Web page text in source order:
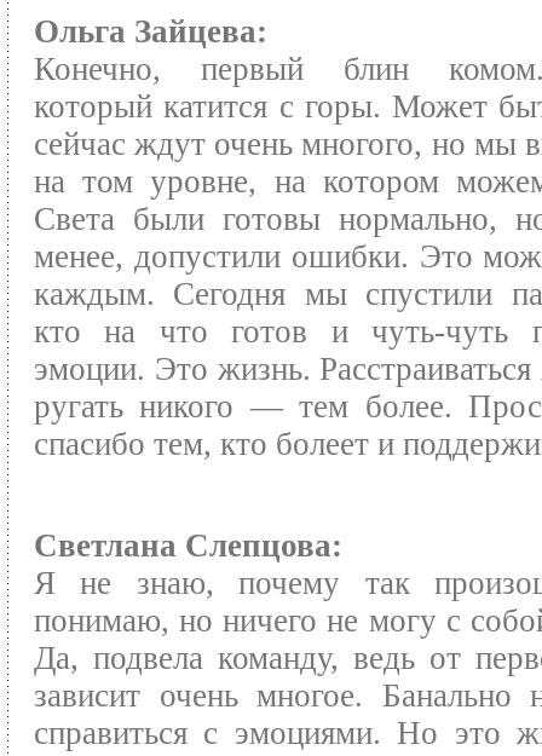
Ольга Зайцева:
Конечно, первый блин
который катится с горы. Может
сейчас ждут очень многого, но мы
на том уровне, на котором
Света были готовы нормально,
менее, допустили ошибки. Это
каждым. Сегодня мы спустили
кто на что готов и чуть-чуть
эмоции. Это жизнь. Расстраиваться
ругать никого — тем более.
спасибо тем, кто болеет и
Светлана Слепцова:
Я не знаю, почему так
понимаю, но ничего не могу с
Да, подвела команду, ведь от
зависит очень многое. Банально
справиться с эмоциями. Но это